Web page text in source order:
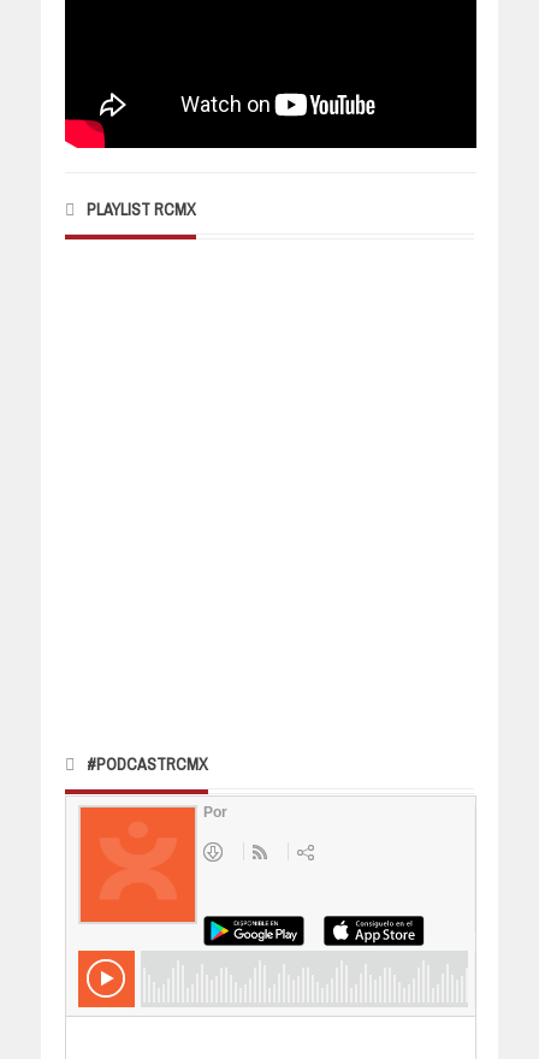
PLAYLIST RCMX
#PODCASTRCMX